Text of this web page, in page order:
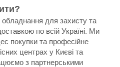
для захисту та
по всій Україні. Ми
покупки та професійне
центрах у Києві та
з партнерськими